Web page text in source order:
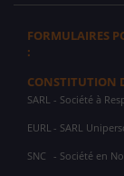
FORMULAIRES
:
CONSTITUTION
SARL - Société à
EURL - SARL
SNC - Société en